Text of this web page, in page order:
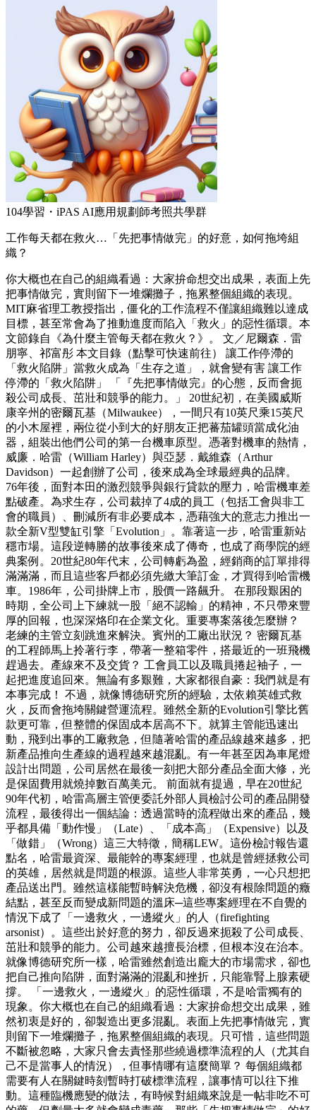
104學習・iPAS AI應用規劃師考照共學群
工作每天都在救火…「先把事情做完」的好意，如何拖垮組
織？
你大概也在自己的組織看過：大家拚命想交出成果，表面上先
把事情做完，實則留下一堆爛攤子，拖累整個組織的表現。
MIT麻省理工教授指出，僵化的工作流程不僅讓組織難以達成
目標，甚至常會為了推動進度而陷入「救火」的惡性循環。本
文節錄自《為什麼主管每天都在救火？》。 文／尼爾森．雷
朋寧、祁富彤 本文目錄（點擊可快速前往） 讓工作停滯的
「救火陷阱」當救火成為「生存之道」，就會變有害 讓工作
停滯的「救火陷阱」 「『先把事情做完』的心態，反而會扼
殺公司成長、茁壯和競爭的能力。」 20世紀初，在美國威斯
康辛州的密爾瓦基（Milwaukee），一間只有10英尺乘15英尺
的小木屋裡，兩位從小到大的好朋友正把蕃茄罐頭當成化油
器，組裝出他們公司的第一台機車原型。憑著對機車的熱情，
威廉．哈雷（William Harley）與亞瑟．戴維森（Arthur
Davidson）一起創辦了公司，後來成為全球最經典的品牌。
76年後，面對本田的激烈競爭與銀行貸款的壓力，哈雷機車差
點破產。為求生存，公司裁掉了4成的員工（包括工會與非工
會的職員）、刪減所有非必要成本，憑藉強大的意志力推出一
款全新V型雙缸引擎「Evolution」。靠著這一步，哈雷重新站
穩市場。這段逆轉勝的故事後來成了傳奇，也成了商學院的經
典案例。20世紀80年代末，公司轉虧為盈，經銷商的訂單排得
滿滿滿，而且這些客戶都必須先繳大筆訂金，才買得到哈雷機
車。1986年，公司掛牌上市，股價一路飆升。 在那段艱困的
時期，全公司上下練就一股「絕不認輸」的精神，不只帶來豐
厚的回報，也深深烙印在企業文化。重要專案落後怎麼辦？
老練的主管立刻跳進來解決。賓州的工廠出狀況？ 密爾瓦基
的工程師馬上拎著行李，帶著一整箱零件，搭最近的一班飛機
趕過去。產線來不及交貨？ 工會員工以及職員捲起袖子，一
起把進度追回來。無論有多艱難，大家都很自豪：我們就是有
本事完成！ 不過，就像博德研究所的經驗，太依賴英雄式救
火，反而會拖垮關鍵營運流程。雖然全新的Evolution引擎比舊
款更可靠，但整體的保固成本居高不下。就算主管能迅速出
動，飛到出事的工廠救急，但隨著哈雷的產品線越來越多，把
新產品推向生產線的過程越來越混亂。有一年甚至因為車尾燈
設計出問題，公司居然在最後一刻把大部分產品全面大修，光
是保固費用就燒掉數百萬美元。 前面就有提過，早在20世紀
90年代初，哈雷高層主管便委託外部人員檢討公司的產品開發
流程，最後得出一個結論：透過當時的流程做出來的產品，幾
乎都具備「動作慢」（Late）、「成本高」（Expensive）以及
「做錯」（Wrong）這三大特徵，簡稱LEW。這份檢討報告還
點名，哈雷最資深、最能幹的專案經理，也就是曾經拯救公司
的英雄，居然就是問題的根源。這些人非常英勇，一心只想把
產品送出門。雖然這樣能暫時解決危機，卻沒有根除問題的癥
結點，甚至反而變成新問題的溫床─這些專案經理在不自覺的
情況下成了「一邊救火，一邊縱火」的人（firefighting
arsonist）。這些出於好意的努力，卻反過來扼殺了公司成長、
茁壯和競爭的能力。公司越來越擅長治標，但根本沒在治本。
就像博德研究所一樣，哈雷雖然創造出龐大的市場需求，卻也
把自己推向陷阱，面對滿滿的混亂和挫折，只能靠腎上腺素硬
撐。 「一邊救火，一邊縱火」的惡性循環，不是哈雷獨有的
現象。你大概也在自己的組織看過：大家拚命想交出成果，雖
然初衷是好的，卻製造出更多混亂。表面上先把事情做完，實
則留下一堆爛攤子，拖累整個組織的表現。只可惜，這些問題
不斷被忽略，大家只會去責怪那些繞過標準流程的人（尤其自
己不是當事人的情況），但事情哪有這麼簡單？ 每個組織都
需要有人在關鍵時刻暫時打破標準流程，讓事情可以往下推
動。這種臨機應變的做法，有時候對組織來說是一帖非吃不可